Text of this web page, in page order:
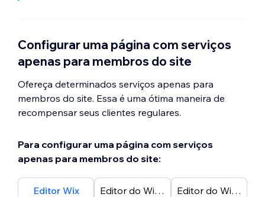
Configurar uma página com serviços
apenas para membros do site
Ofereça determinados serviços apenas para
membros do site. Essa é uma ótima maneira de
recompensar seus clientes regulares.
Para configurar uma página com serviços
apenas para membros do site:
Editor Wix Editor do Wix Studio Editor do Wix Harmony